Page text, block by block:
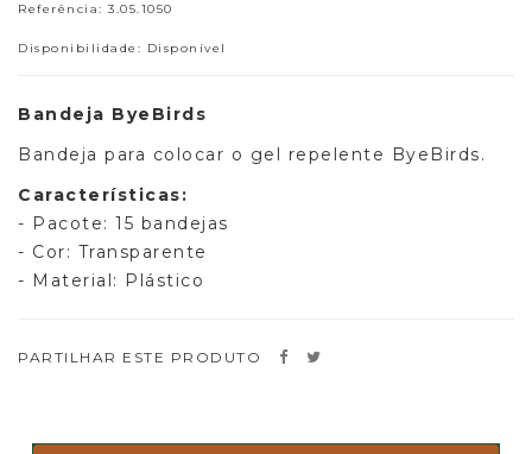
Referência: 3.05.1050
Disponibilidade: Disponível
Bandeja ByeBirds
Bandeja para colocar o gel repelente ByeBirds.
Características:
- Pacote: 15 bandejas
- Cor: Transparente
- Material: Plástico
PARTILHAR ESTE PRODUTO